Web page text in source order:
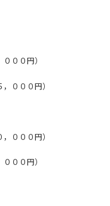
００円）
０００円）
０００円）
００円）